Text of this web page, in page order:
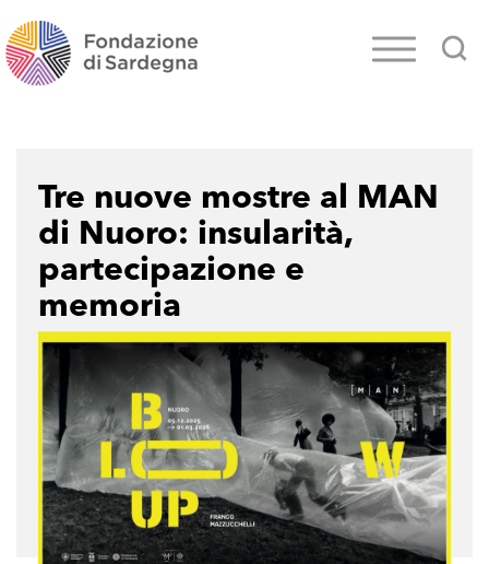
Tre nuove mostre al MAN
di Nuoro: insularità,
partecipazione e
memoria